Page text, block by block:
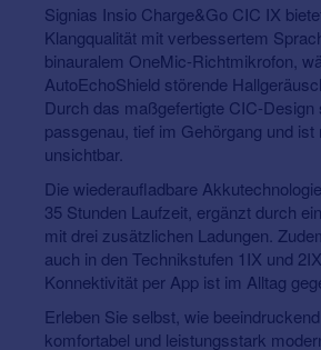
Signias Insio Charge&Go CIC IX
Klangqualität mit verbessertem
binauralem OneMic-Richtmikrofon,
AutoEchoShield störende
Durch das maßgefertigte CIC-Design
passgenau, tief im Gehörgang und ist
unsichtbar.
Die wiederaufladbare
35 Stunden Laufzeit, ergänzt durch
mit drei zusätzlichen Ladungen.
auch in den Technikstufen 1IX und
Konnektivität per App ist im Alltag
Erleben Sie selbst, wie
komfortabel und leistungsstark